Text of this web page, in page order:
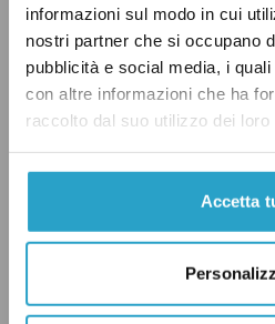
informazioni sul modo in cui
nostri partner che si occupano
pubblicità e social media, i
con altre informazioni che ha
raccolto dal suo utilizzo dei loro
Accetta
possono quindi risultare
anche se in realtà hanno
livello di protezione
così a una «sottostima
Allo stesso tempo, molte
ricevuto due dosi non
perché nel frattempo
creando ulteriore